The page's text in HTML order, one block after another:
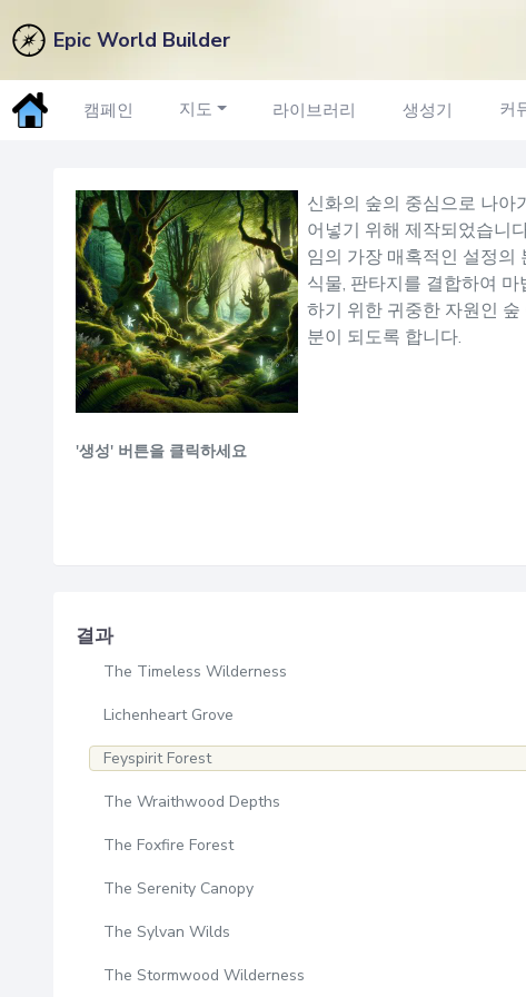
Epic World Builder
캠페인 지도 라이브러리 생성기 커
숲 이름 생성기
신화의 숲의 중심으로 나아
어넣기 위해 제작되었습니
임의 가장 매혹적인 설정의
식물, 판타지를 결합하여
하기 위한 귀중한 자원인
분이 되도록 합니다.
'생성' 버튼을 클릭하세요
결과
The Timeless Wilderness
Lichenheart Grove
Feyspirit Forest
The Wraithwood Depths
The Foxfire Forest
The Serenity Canopy
The Sylvan Wilds
The Stormwood Wilderness